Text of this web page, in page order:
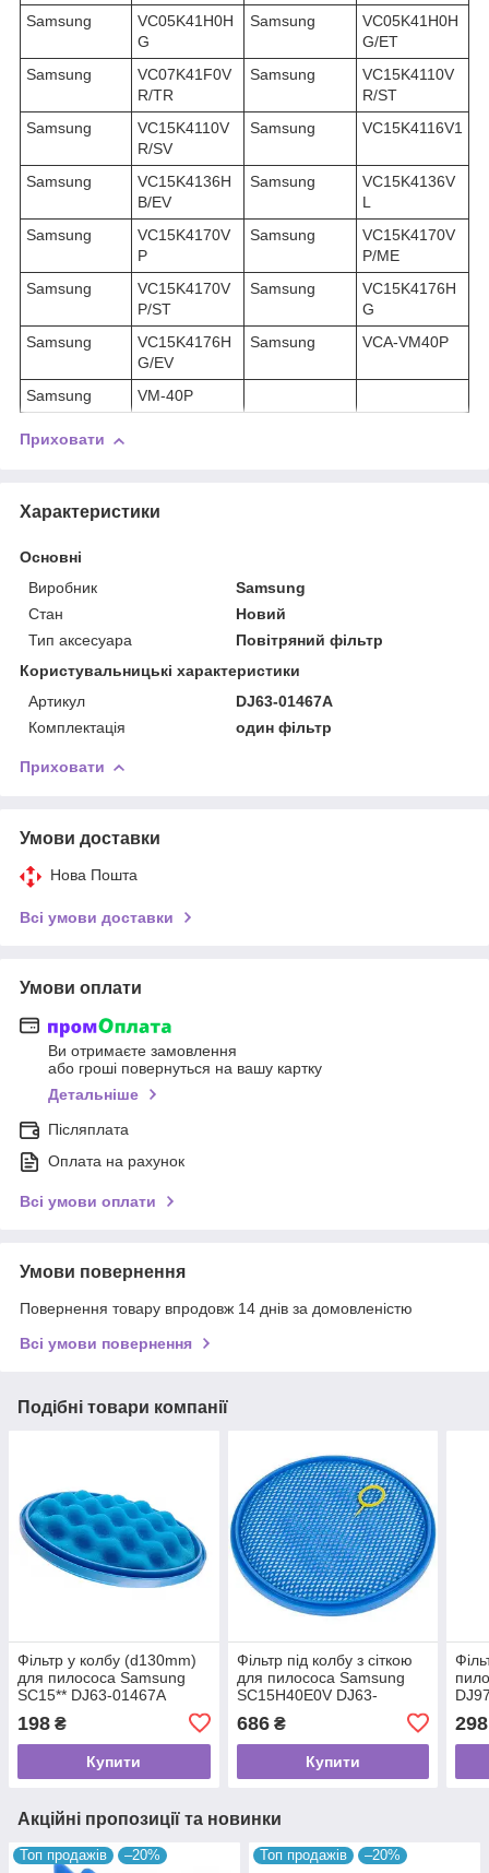
Samsung
VC05K41H0H
G
Samsung
VC05K41H0H
G/ET
Samsung
VC07K41F0V
R/TR
Samsung
VC15K4110V
R/ST
Samsung
VC15K4110V
R/SV
Samsung VC15K4116V1
Samsung
VC15K4136H
B/EV
Samsung
VC15K4136V
L
Samsung
VC15K4170V
P
Samsung
VC15K4170V
P/ME
Samsung
VC15K4170V
P/ST
Samsung
VC15K4176H
G
Samsung
VC15K4176H
G/EV
Samsung VCA-VM40P
Samsung VM-40P
Приховати
Характеристики
Основні
Виробник
Samsung
Стан
Новий
Тип аксесуара
Повітряний фільтр
Користувальницькі характеристики
Артикул
DJ63-01467A
Комплектація
один фільтр
Приховати
Умови доставки
Нова Пошта
Всі умови доставки
Умови оплати
Ви отримаєте замовлення
або гроші повернуться на вашу картку
Детальніше
Післяплата
Оплата на рахунок
Всі умови оплати
Умови повернення
Повернення товару впродовж 14 днів за домовленістю
Всі умови повернення
Подібні товари компанії
Фільтр у колбу (d130mm)
для пилососа Samsung
SC15** DJ63-01467A
198 ₴
Купити
Фільтр під колбу з сіткою
для пилососа Samsung
SC15H40E0V DJ63-
686₴
Купити
298
Акційні пропозиції та новинки
Топ продажів –20% Топ продажів –20%